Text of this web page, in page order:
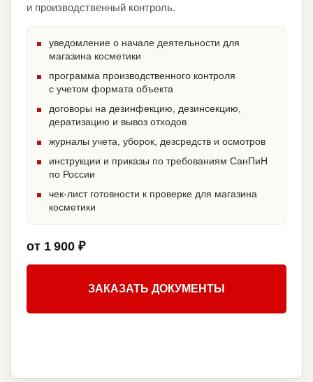
и производственный контроль.
уведомление о начале деятельности для
магазина косметики
программа производственного контроля
с учетом формата объекта
договоры на дезинфекцию, дезинсекцию,
дератизацию и вывоз отходов
журналы учета, уборок, дезсредств и осмотров
инструкции и приказы по требованиям СанПиН
по России
чек-лист готовности к проверке для магазина
косметики
от 1 900 ₽
ЗАКАЗАТЬ ДОКУМЕНТЫ